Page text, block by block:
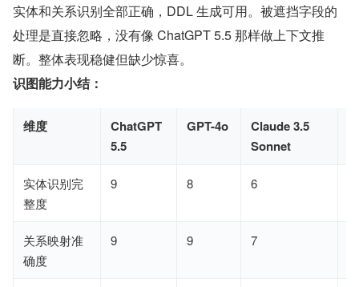
实体和关系识别全部正确，DDL 生成可用。被遮挡字段的
处理是直接忽略，没有像 ChatGPT 5.5 那样做上下文推
断。整体表现稳健但缺少惊喜。
识图能力小结：
维度
ChatGPT
5.5
GPT-4o
Claude 3.5
Sonnet
实体识别完
整度
9 8 6
关系映射准
确度
9 9 7